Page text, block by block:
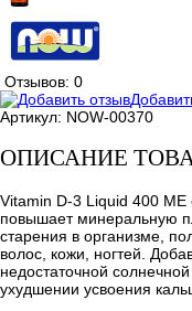
Отзывов: 0
Артикул: NOW-00370
ОПИСАНИЕ
Vitamin D-3 Liquid 400 МЕ
повышает минеральную
старения в организме,
волос, кожи, ногтей.
недостаточной
ухудшении усвоения